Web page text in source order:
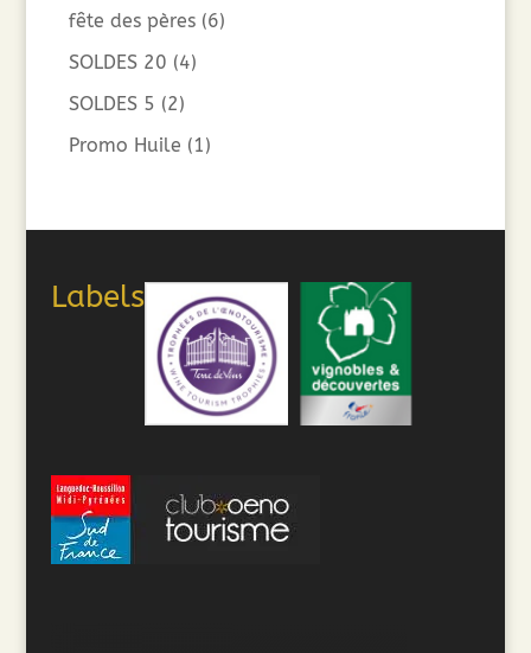
fête des pères (6)
SOLDES 20 (4)
SOLDES 5 (2)
Promo Huile (1)
Labels